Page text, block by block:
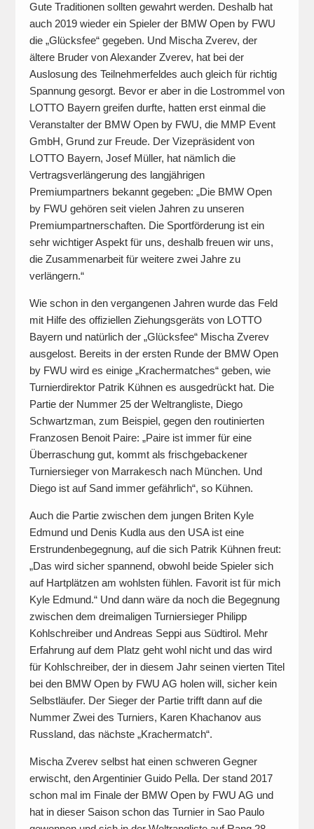
Gute Traditionen sollten gewahrt werden. Deshalb hat
auch 2019 wieder ein Spieler der BMW Open by FWU
die „Glücksfee“ gegeben. Und Mischa Zverev, der
ältere Bruder von Alexander Zverev, hat bei der
Auslosung des Teilnehmerfeldes auch gleich für richtig
Spannung gesorgt. Bevor er aber in die Lostrommel von
LOTTO Bayern greifen durfte, hatten erst einmal die
Veranstalter der BMW Open by FWU, die MMP Event
GmbH, Grund zur Freude. Der Vizepräsident von
LOTTO Bayern, Josef Müller, hat nämlich die
Vertragsverlängerung des langjährigen
Premiumpartners bekannt gegeben: „Die BMW Open
by FWU gehören seit vielen Jahren zu unseren
Premiumpartnerschaften. Die Sportförderung ist ein
sehr wichtiger Aspekt für uns, deshalb freuen wir uns,
die Zusammenarbeit für weitere zwei Jahre zu
verlängern.“
Wie schon in den vergangenen Jahren wurde das Feld
mit Hilfe des offiziellen Ziehungsgeräts von LOTTO
Bayern und natürlich der „Glücksfee“ Mischa Zverev
ausgelost. Bereits in der ersten Runde der BMW Open
by FWU wird es einige „Krachermatches“ geben, wie
Turnierdirektor Patrik Kühnen es ausgedrückt hat. Die
Partie der Nummer 25 der Weltrangliste, Diego
Schwartzman, zum Beispiel, gegen den routinierten
Franzosen Benoit Paire: „Paire ist immer für eine
Überraschung gut, kommt als frischgebackener
Turniersieger von Marrakesch nach München. Und
Diego ist auf Sand immer gefährlich“, so Kühnen.
Auch die Partie zwischen dem jungen Briten Kyle
Edmund und Denis Kudla aus den USA ist eine
Erstrundenbegegnung, auf die sich Patrik Kühnen freut:
„Das wird sicher spannend, obwohl beide Spieler sich
auf Hartplätzen am wohlsten fühlen. Favorit ist für mich
Kyle Edmund.“ Und dann wäre da noch die Begegnung
zwischen dem dreimaligen Turniersieger Philipp
Kohlschreiber und Andreas Seppi aus Südtirol. Mehr
Erfahrung auf dem Platz geht wohl nicht und das wird
für Kohlschreiber, der in diesem Jahr seinen vierten Titel
bei den BMW Open by FWU AG holen will, sicher kein
Selbstläufer. Der Sieger der Partie trifft dann auf die
Nummer Zwei des Turniers, Karen Khachanov aus
Russland, das nächste „Krachermatch“.
Mischa Zverev selbst hat einen schweren Gegner
erwischt, den Argentinier Guido Pella. Der stand 2017
schon mal im Finale der BMW Open by FWU AG und
hat in dieser Saison schon das Turnier in Sao Paulo